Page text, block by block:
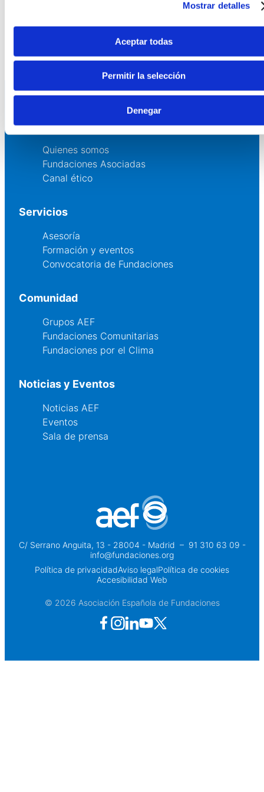
Mostrar detalles
Aceptar todas
Permitir la selección
Denegar
AEF.En el siguiente enlace puedes acceder a todos
La AEF
Quienes somos
Fundaciones Asociadas
Canal ético
Servicios
Asesoría
Formación y eventos
Convocatoria de Fundaciones
Comunidad
Grupos AEF
Fundaciones Comunitarias
Fundaciones por el Clima
Noticias y Eventos
Noticias AEF
Eventos
Sala de prensa
C/ Serrano Anguita, 13 - 28004 - Madrid – 91 310 63 09 -
info@fundaciones.org
Política de privacidadAviso legalPolítica de cookies
Accesibilidad Web
© 2026 Asociación Española de Fundaciones